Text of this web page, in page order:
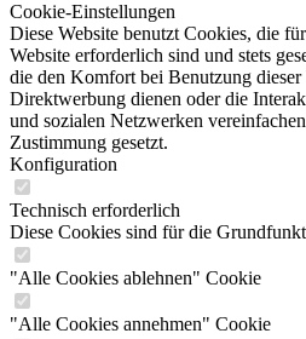
Cookie-Einstellungen
Diese Website benutzt Cookies, die
Website erforderlich sind und stets
die den Komfort bei Benutzung dieser
Direktwerbung dienen oder die
und sozialen Netzwerken
Zustimmung gesetzt.
Konfiguration
Technisch erforderlich
Diese Cookies sind für die
"Alle Cookies ablehnen" Cookie
"Alle Cookies annehmen" Cookie